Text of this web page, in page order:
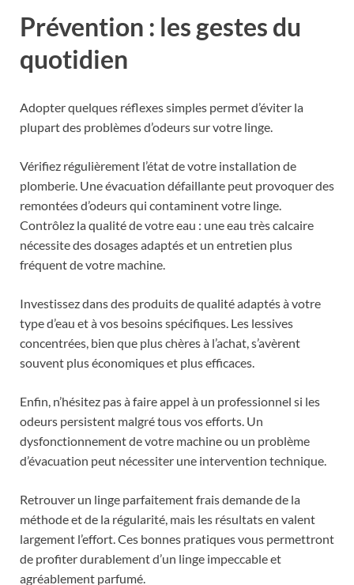
Prévention : les gestes du
quotidien
Adopter quelques réflexes simples permet d’éviter la
plupart des problèmes d’odeurs sur votre linge.
Vérifiez régulièrement l’état de votre installation de
plomberie. Une évacuation défaillante peut provoquer des
remontées d’odeurs qui contaminent votre linge.
Contrôlez la qualité de votre eau : une eau très calcaire
nécessite des dosages adaptés et un entretien plus
fréquent de votre machine.
Investissez dans des produits de qualité adaptés à votre
type d’eau et à vos besoins spécifiques. Les lessives
concentrées, bien que plus chères à l’achat, s’avèrent
souvent plus économiques et plus efficaces.
Enfin, n’hésitez pas à faire appel à un professionnel si les
odeurs persistent malgré tous vos efforts. Un
dysfonctionnement de votre machine ou un problème
d’évacuation peut nécessiter une intervention technique.
Retrouver un linge parfaitement frais demande de la
méthode et de la régularité, mais les résultats en valent
largement l’effort. Ces bonnes pratiques vous permettront
de profiter durablement d’un linge impeccable et
agréablement parfumé.